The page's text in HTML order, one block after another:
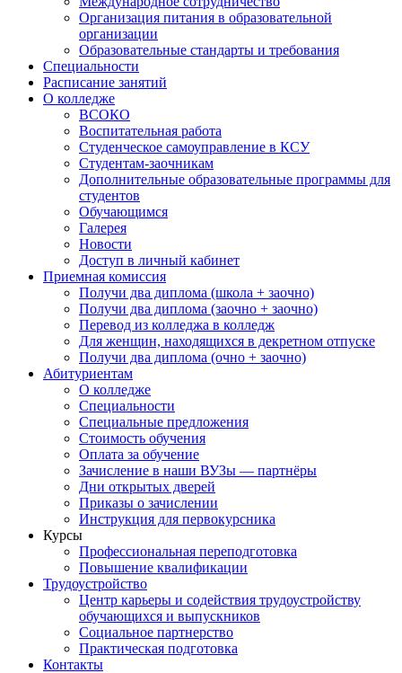
Организация питания в образовательной
организации
Образовательные стандарты и требования
Специальности
Расписание занятий
О колледже
ВСОКО
Воспитательная работа
Студенческое самоуправление в КСУ
Студентам-заочникам
Дополнительные образовательные программы для
студентов
Обучающимся
Галерея
Новости
Доступ в личный кабинет
Приемная комиссия
Получи два диплома (школа + заочно)
Получи два диплома (заочно + заочно)
Перевод из колледжа в колледж
Для женщин, находящихся в декретном отпуске
Получи два диплома (очно + заочно)
Абитуриентам
О колледже
Специальности
Специальные предложения
Стоимость обучения
Оплата за обучение
Зачисление в наши ВУЗы — партнёры
Дни открытых дверей
Приказы о зачислении
Инструкция для первокурсника
Курсы
Профессиональная переподготовка
Повышение квалификации
Трудоустройство
Центр карьеры и содействия трудоустройству
обучающихся и выпускников
Социальное партнерство
Практическая подготовка
Контакты